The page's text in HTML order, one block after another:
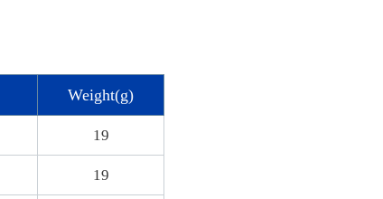
Weight(g)
19
19